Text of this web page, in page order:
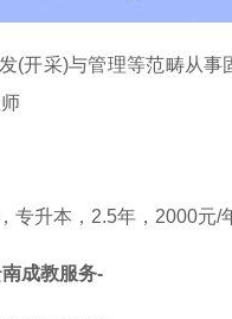
(开采)与管理等范畴从
专升本，2.5年，2000元/
成教服务-